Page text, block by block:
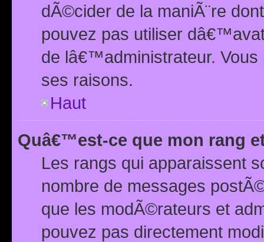
dÃ©cider de la maniÃ¨re
pouvez pas utiliser
de lâ€™administrateur.
ses raisons.
Haut
Quâ€™est-ce que mon rang
Les rangs qui apparaissent
nombre de messages
que les modÃ©rateurs et
pouvez pas directement